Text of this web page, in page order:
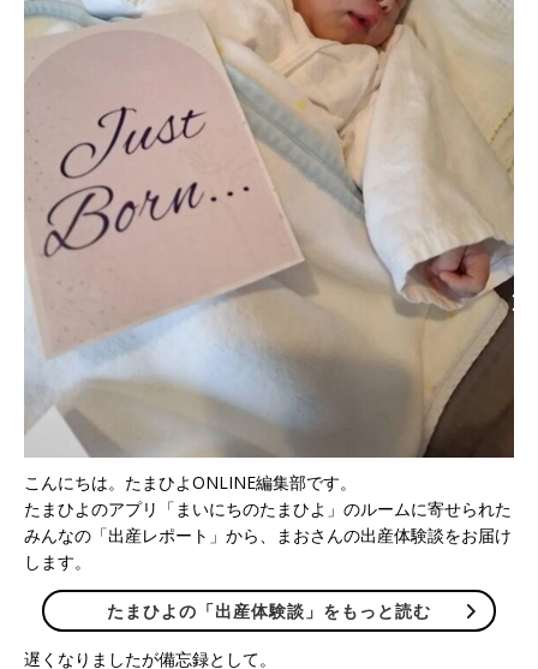
こんにちは。たまひよONLINE編集部です。
たまひよのアプリ「まいにちのたまひよ」のルームに寄せられた
みんなの「出産レポート」から、まおさんの出産体験談をお届け
します。
たまひよの「出産体験談」をもっと読む
遅くなりましたが備忘録として。